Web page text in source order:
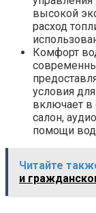
высокой
расход
Комфорт
условия
включает в
салон,
помощи
Читайте
и